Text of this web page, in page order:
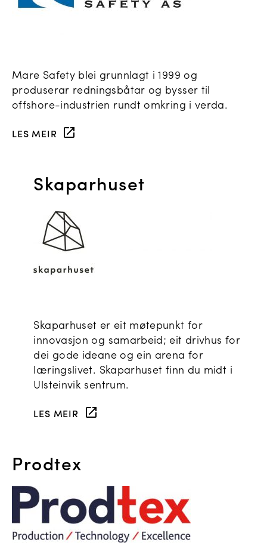
Mare Safety blei grunnlagt i 1999 og
produserar redningsbåtar og bysser til
offshore-industrien rundt omkring i verda.
LES MEIR
Skaparhuset
Skaparhuset er eit møtepunkt for
innovasjon og samarbeid; eit drivhus for
dei gode ideane og ein arena for
læringslivet. Skaparhuset finn du midt i
Ulsteinvik sentrum.
LES MEIR
Prodtex